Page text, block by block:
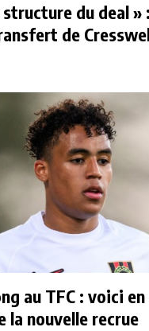
structure du deal
de
au TFC : voici
la nouvelle recrue